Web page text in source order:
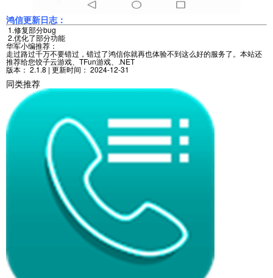
鸿信更新日志：
1.修复部分bug
2.优化了部分功能
华军小编推荐：
走过路过千万不要错过，错过了鸿信你就再也体验不到这么好的服务了。本站还
推荐给您饺子云游戏、TFun游戏、.NET
版本：2.1.8 | 更新时间： 2024-12-31
同类推荐